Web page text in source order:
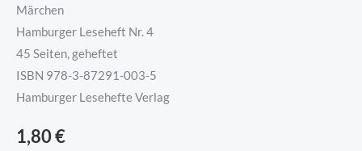
Märchen
Hamburger Leseheft Nr. 4
45 Seiten, geheftet
ISBN 978-3-87291-003-5
Hamburger Lesehefte Verlag
1,80€